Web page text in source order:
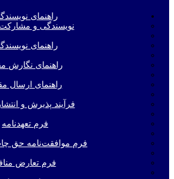
راهنمای
نویسندگی و
راهنمای
راهنمای نگارش
راهنمای ارسال
فرآیند پذیرش و
فرم تعهدنامه
فرم موافقت‌نامه حق
فرم تعارض